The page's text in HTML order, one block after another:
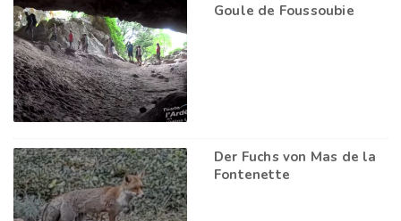
Goule de Foussoubie
Der Fuchs von Mas de la
Fontenette